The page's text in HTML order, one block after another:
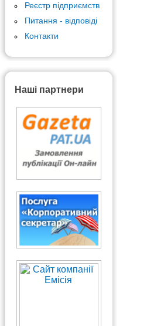
Реєстр підприємств
Питання - відповіді
Контакти
Наші партнери